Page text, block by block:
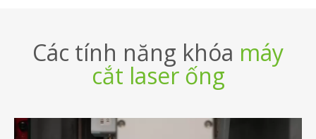
Các tính năng khóa máy
cắt laser ống